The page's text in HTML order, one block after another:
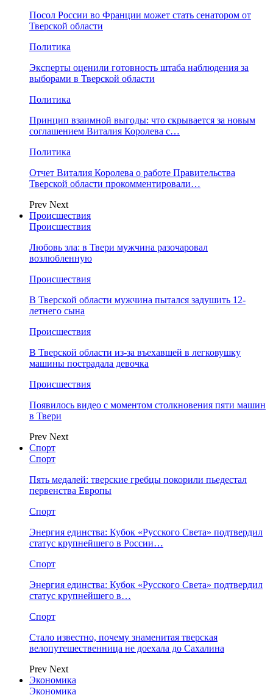
Посол России во Франции может стать сенатором от
Тверской области
Политика
Эксперты оценили готовность штаба наблюдения за
выборами в Тверской области
Политика
Принцип взаимной выгоды: что скрывается за новым
соглашением Виталия Королева с…
Политика
Отчет Виталия Королева о работе Правительства
Тверской области прокомментировали…
Prev Next
Происшествия
Происшествия
Любовь зла: в Твери мужчина разочаровал
возлюбленную
Происшествия
В Тверской области мужчина пытался задушить 12-
летнего сына
Происшествия
В Тверской области из-за въехавшей в легковушку
машины пострадала девочка
Происшествия
Появилось видео с моментом столкновения пяти машин
в Твери
Prev Next
Спорт
Спорт
Пять медалей: тверские гребцы покорили пьедестал
первенства Европы
Спорт
Энергия единства: Кубок «Русского Света» подтвердил
статус крупнейшего в России…
Спорт
Энергия единства: Кубок «Русского Света» подтвердил
статус крупнейшего в…
Спорт
Стало известно, почему знаменитая тверская
велопутешественница не доехала до Сахалина
Prev Next
Экономика
Экономика